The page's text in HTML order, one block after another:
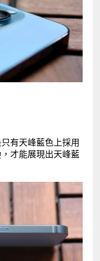
有天峰藍色上採用
才能展現出天峰藍